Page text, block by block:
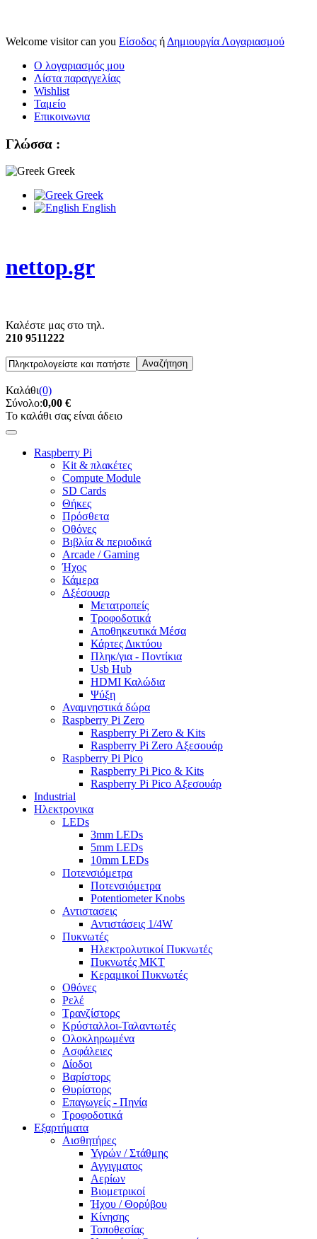
Welcome visitor can you Είσοδος ή Δημιουργία Λογαριασμού
Ο λογαριασμός μου
Λίστα παραγγελίας
Wishlist
Ταμείο
Επικοινωνια
Γλώσσα :
Greek
Greek
English
nettop.gr
Καλέστε μας στο τηλ.
210 9511222
Καλάθι(0)
Σύνολο:0,00 €
Το καλάθι σας είναι άδειο
Raspberry Pi
Kit & πλακέτες
Compute Module
SD Cards
Θήκες
Πρόσθετα
Οθόνες
Βιβλία & περιοδικά
Arcade / Gaming
Ήχος
Κάμερα
Αξέσουαρ
Μετατροπείς
Τροφοδοτικά
Αποθηκευτικά Μέσα
Κάρτες Δικτύου
Πληκ/για - Ποντίκια
Usb Hub
HDMI Καλώδια
Ψύξη
Αναμνηστικά δώρα
Raspberry Pi Zero
Raspberry Pi Zero & Kits
Raspberry Pi Zero Αξεσουάρ
Raspberry Pi Pico
Raspberry Pi Pico & Kits
Raspberry Pi Pico Αξεσουάρ
Industrial
Ηλεκτρονικα
LEDs
3mm LEDs
5mm LEDs
10mm LEDs
Ποτενσιόμετρα
Ποτενσιόμετρα
Potentiometer Knobs
Αντιστασεις
Αντιστάσεις 1/4W
Πυκνωτές
Ηλεκτρολυτικοί Πυκνωτές
Πυκνωτές MKT
Κεραμικοί Πυκνωτές
Οθόνες
Ρελέ
Τρανζίστορς
Κρύσταλλοι-Ταλαντωτές
Ολοκληρωμένα
Ασφάλειες
Δίοδοι
Βαρίστορς
Θυρίστορς
Επαγωγείς - Πηνία
Τροφοδοτικά
Εξαρτήματα
Αισθητήρες
Υγρών / Στάθμης
Αγγιγματος
Αερίων
Βιομετρικοί
Ήχου / Θορύβου
Κίνησης
Τοποθεσίας